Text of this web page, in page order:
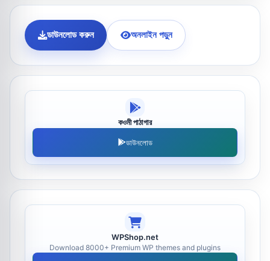
ডাউনলোড করুন অনলাইন পড়ুন
কওমী পাঠাগার
ডাউনলোড
WPShop.net
Download 8000+ Premium WP themes and plugins